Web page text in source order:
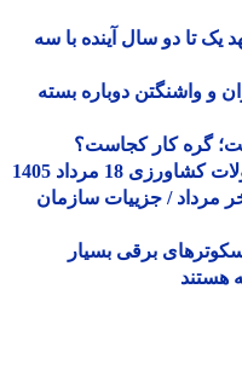
دو سال آینده با سه
و واشنگتن دوباره بسته
گره کار کجاست؟
مرداد 1405
1405 در اواخر مرداد / جزییات سازمان
برقی بسیار